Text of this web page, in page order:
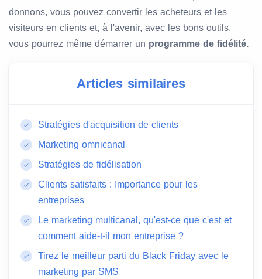
donnons, vous pouvez convertir les acheteurs et les
visiteurs en clients et, à l'avenir, avec les bons outils,
vous pourrez même démarrer un programme de fidélité.
Articles similaires
Stratégies d'acquisition de clients
Marketing omnicanal
Stratégies de fidélisation
Clients satisfaits : Importance pour les
entreprises
Le marketing multicanal, qu'est-ce que c'est et
comment aide-t-il mon entreprise ?
Tirez le meilleur parti du Black Friday avec le
marketing par SMS